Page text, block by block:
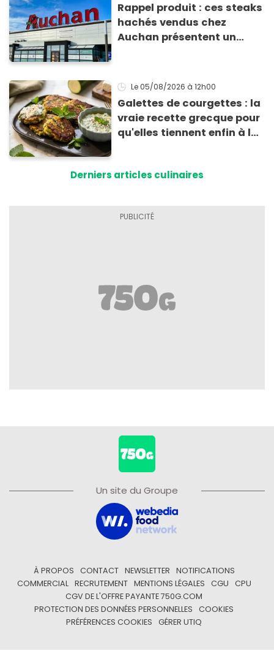
Rappel produit : ces steaks
hachés vendus chez
Auchan présentent un
Le 05/08/2026 à 12h00
Galettes de courgettes : la
vraie recette grecque pour
qu'elles tiennent enfin à la
Derniers articles culinaires
Un site du Groupe
À PROPOS CONTACT NEWSLETTER
NOTIFICATIONS
COMMERCIAL
RECRUTEMENT MENTIONS LÉGALES CGU
CPU
CGV DE L'OFFRE PAYANTE 750G.COM
PROTECTION DES DONNÉES PERSONNELLES
COOKIES
PRÉFÉRENCES COOKIES
GÉRER UTIQ